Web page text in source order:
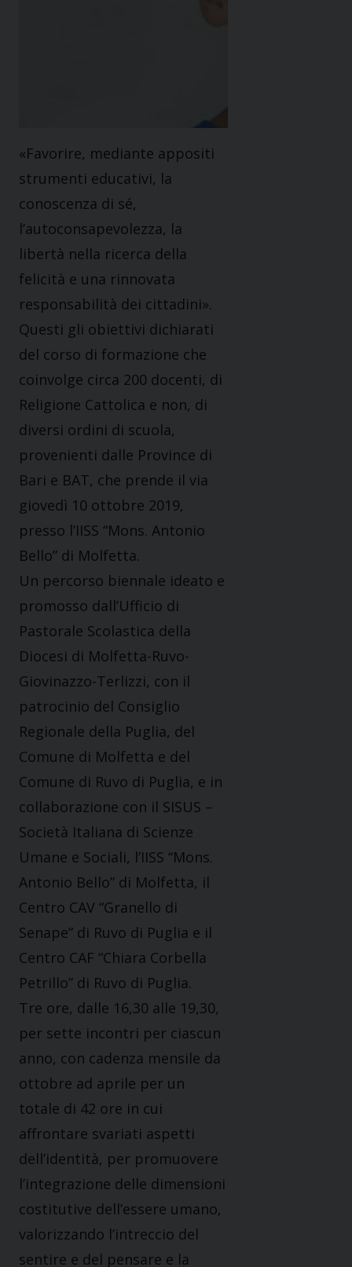
«Favorire, mediante appositi
strumenti educativi, la
conoscenza di sé,
l’autoconsapevolezza, la
libertà nella ricerca della
felicità e una rinnovata
responsabilità dei cittadini».
Questi gli obiettivi dichiarati
del corso di formazione che
coinvolge circa 200 docenti, di
Religione Cattolica e non, di
diversi ordini di scuola,
provenienti dalle Province di
Bari e BAT, che prende il via
giovedì 10 ottobre 2019,
presso l’IISS “Mons. Antonio
Bello” di Molfetta.
Un percorso biennale ideato e
promosso dall’Ufficio di
Pastorale Scolastica della
Diocesi di Molfetta-Ruvo-
Giovinazzo-Terlizzi, con il
patrocinio del Consiglio
Regionale della Puglia, del
Comune di Molfetta e del
Comune di Ruvo di Puglia, e in
collaborazione con il SISUS –
Società Italiana di Scienze
Umane e Sociali, l’IISS “Mons.
Antonio Bello” di Molfetta, il
Centro CAV “Granello di
Senape” di Ruvo di Puglia e il
Centro CAF “Chiara Corbella
Petrillo” di Ruvo di Puglia.
Tre ore, dalle 16,30 alle 19,30,
per sette incontri per ciascun
anno, con cadenza mensile da
ottobre ad aprile per un
totale di 42 ore in cui
affrontare svariati aspetti
dell’identità, per promuovere
l’integrazione delle dimensioni
costitutive dell’essere umano,
valorizzando l’intreccio del
sentire e del pensare e la